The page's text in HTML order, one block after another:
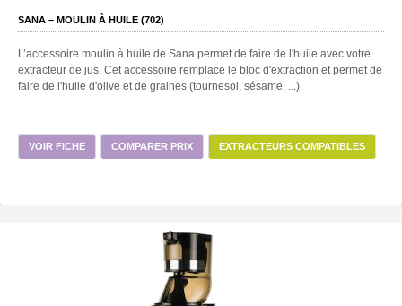
SANA – MOULIN À HUILE (702)
L’accessoire moulin à huile de Sana permet de faire de l'huile avec votre
extracteur de jus. Cet accessoire remplace le bloc d'extraction et permet de
faire de l'huile d'olive et de graines (tournesol, sésame, ...).
VOIR FICHE COMPARER PRIX EXTRACTEURS COMPATIBLES